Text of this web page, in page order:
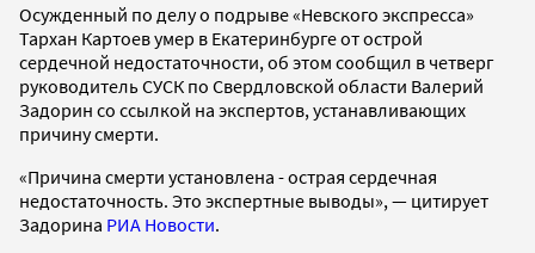
Осужденный по делу о подрыве «Невского экспресса»
Тархан Картоев умер в Екатеринбурге от острой
сердечной недостаточности, об этом сообщил в четверг
руководитель СУСК по Свердловской области Валерий
Задорин со ссылкой на экспертов, устанавливающих
причину смерти.
«Причина смерти установлена - острая сердечная
недостаточность. Это экспертные выводы», — цитирует
Задорина РИА Новости.